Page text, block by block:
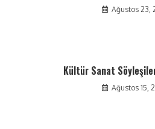
Ağustos 23,
Kültür Sanat
Ağustos 15,